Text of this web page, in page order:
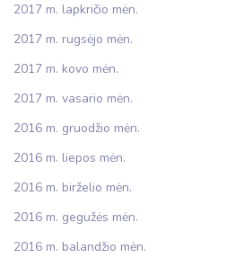
2017 m. lapkričio mėn.
2017 m. rugsėjo mėn.
2017 m. kovo mėn.
2017 m. vasario mėn.
2016 m. gruodžio mėn.
2016 m. liepos mėn.
2016 m. birželio mėn.
2016 m. gegužės mėn.
2016 m. balandžio mėn.